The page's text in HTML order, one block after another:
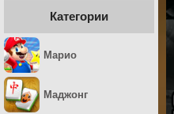
Категории
Марио
Маджонг